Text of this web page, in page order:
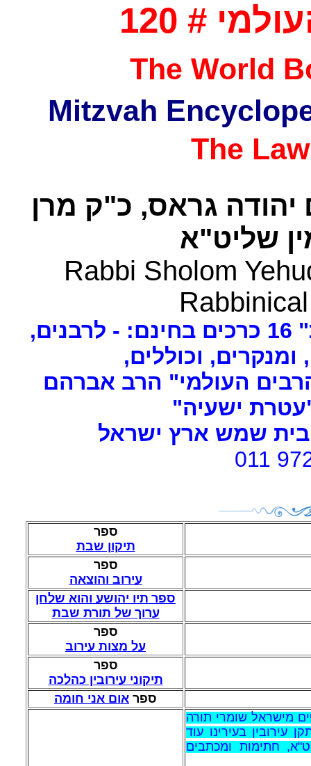
# 120
The World
The
גראס, כ"ק מרן
שליט"א
Rabbi Sholom
ומנקרים, וכוללים,
העולמי" הרב אברהם
ישעיה"
שמש ארץ ישראל
011
ספר
תיקון שבת
ספר
עירוב והוצאה
ספר תיו יהושע והוא שלחן
ערוך של תורת שבת
ספר
על מצות עירוב
ספר
תיקוני עירובין כהלכה
ספר אום אני חומה
מישראל שומרי תורה
בעירינו עוד
חתימות ומכתבים